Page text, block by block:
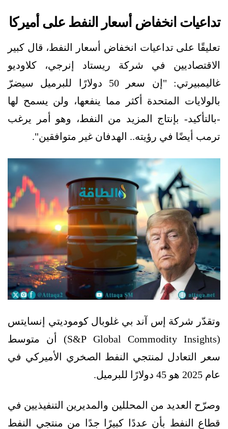
تداعيات انخفاض أسعار النفط على أميركا
تعليقًا على تداعيات انخفاض أسعار النفط، قال كبير
الاقتصاديين في شركة ريستاد إنرجي، كلاوديو
غاليمبيرتي: "إن سعر 50 دولارًا للبرميل سيضرّ
بالولايات المتحدة أكثر مما ينفعها، ولن يسمح لها
-بالتأكيد- بإنتاج المزيد من النفط، وهو أمر يرغب
ترمب أيضًا في رؤيته.. الهدفان غير متوافقين".
وتقدّر شركة إس آند بي غلوبال كوموديتي إنسايتس
(S&P Global Commodity Insights) أن متوسط
سعر التعادل لمنتجي النفط الصخري الأميركي في
عام 2025 هو 45 دولارًا للبرميل.
وصرّح العديد من المحللين والمديرين التنفيذيين في
قطاع النفط بأن عددًا كبيرًا جدًا من منتجي النفط